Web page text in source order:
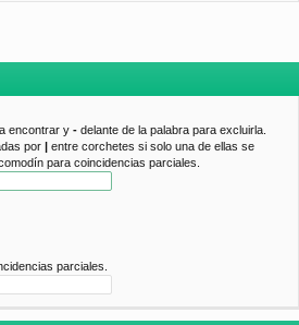
ifi
ra
encontrar y - delante de la palabra para excluirla.
por | entre corchetes si solo una de ellas se
para coincidencias parciales.
parciales.